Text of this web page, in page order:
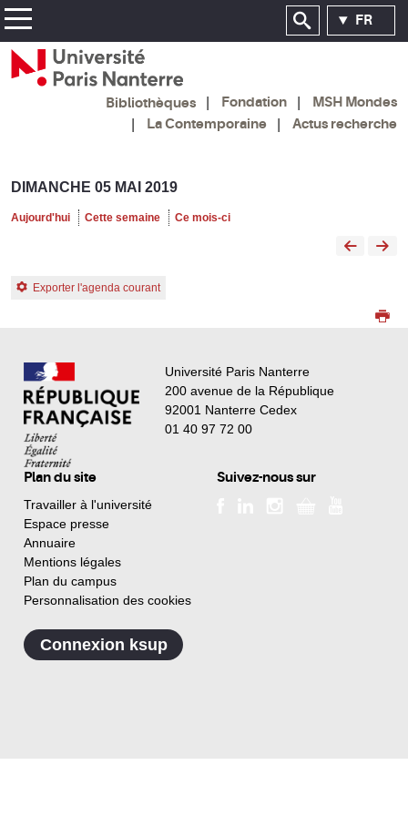
FR
Bibliothèques Fondation
MSH Mondes
La Contemporaine
Actus recherche
DIMANCHE 05 MAI 2019
Aujourd'hui Cette semaine Ce mois-ci
Exporter l'agenda courant
Université Paris Nanterre
200 avenue de la République
92001 Nanterre Cedex
01 40 97 72 00
Plan du site
Travailler à l'université
Espace presse
Annuaire
Mentions légales
Plan du campus
Personnalisation des cookies
Suivez-nous sur
Connexion ksup